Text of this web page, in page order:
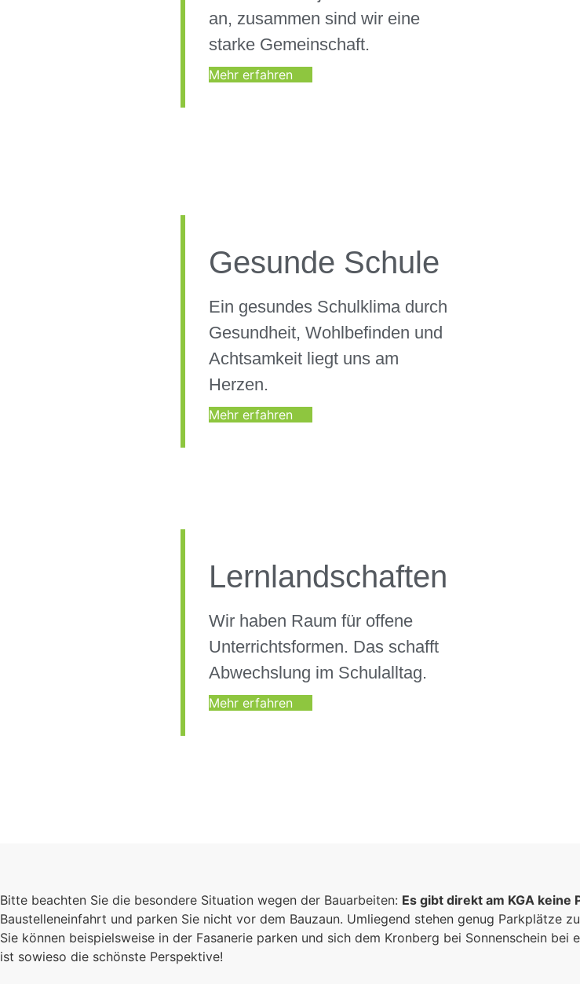
an, zusammen sind wir eine
starke Gemeinschaft.
Mehr erfahren
Gesunde Schule
Ein gesundes Schulklima durch
Gesundheit, Wohlbefinden und
Achtsamkeit liegt uns am
Herzen.
Mehr erfahren
Lernlandschaften
Wir haben Raum für offene
Unterrichtsformen. Das schafft
Abwechslung im Schulalltag.
Mehr erfahren
Bitte beachten Sie die besondere Situation wegen der Bauarbeiten: Es gibt direkt am KGA keine
Baustelleneinfahrt und parken Sie nicht vor dem Bauzaun. Umliegend stehen genug Parkplätze
Sie können beispielsweise in der Fasanerie parken und sich dem Kronberg bei Sonnenschein bei
ist sowieso die schönste Perspektive!